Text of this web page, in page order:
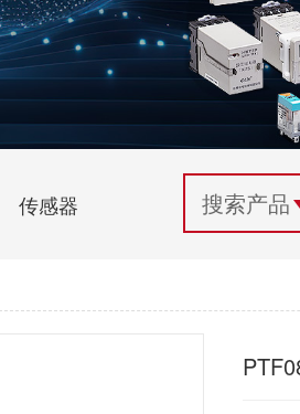
包装机械行业
纺织机械行业
视频中心
电气百科
常见问题
技术支持
传感器